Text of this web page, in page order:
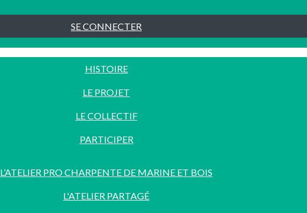
SE CONNECTER
HISTOIRE
LE PROJET
LE COLLECTIF
PARTICIPER
L’ATELIER PRO CHARPENTE DE MARINE ET BOIS
L'ATELIER PARTAGÉ